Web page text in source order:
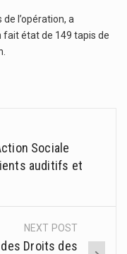
l’opération, a
fait état de 149 tapis de
Sociale
auditifs et
NEXT POST
Droits des